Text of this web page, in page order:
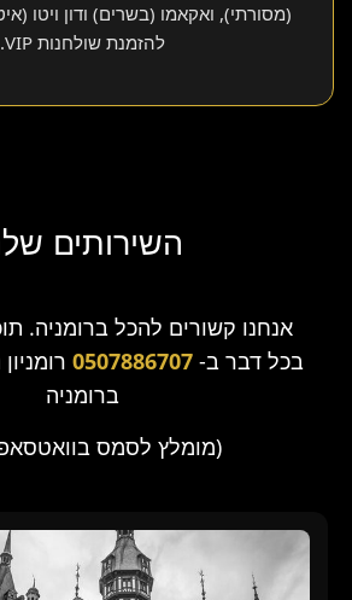
(מסורתי), ואקאמו (בשרים) ודון ויטו
להזמנת שולחנות VIP.
השירותים
אנחנו קשורים להכל ברומניה.
בכל דבר ב- 0507886707
ברומניה
(מומלץ לסמס